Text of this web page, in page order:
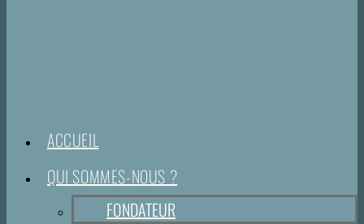
ACCUEIL
QUI SOMMES-NOUS ?
FONDATEUR